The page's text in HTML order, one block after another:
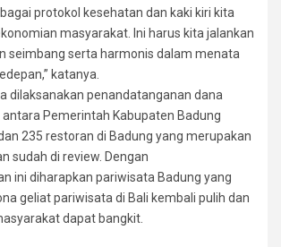
protokol kesehatan dan kaki kiri kita
masyarakat. Ini harus kita jalankan
seimbang serta harmonis dalam menata
katanya.
dilaksanakan penandatanganan dana
Pemerintah Kabupaten Badung
235 restoran di Badung yang merupakan
sudah di review. Dengan
ini diharapkan pariwisata Badung yang
geliat pariwisata di Bali kembali pulih dan
dapat bangkit.